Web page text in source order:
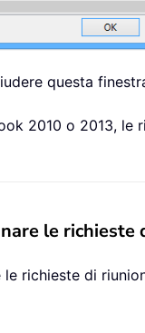
questa
2010 o 2013, le
le
richieste di